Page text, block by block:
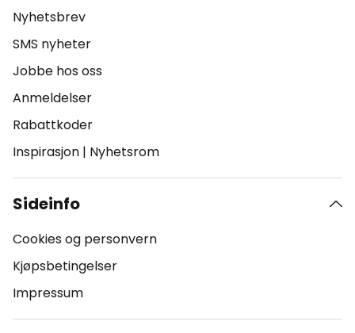
Nyhetsbrev
SMS nyheter
Jobbe hos oss
Anmeldelser
Rabattkoder
Inspirasjon | Nyhetsrom
Sideinfo
Cookies og personvern
Kjøpsbetingelser
Impressum